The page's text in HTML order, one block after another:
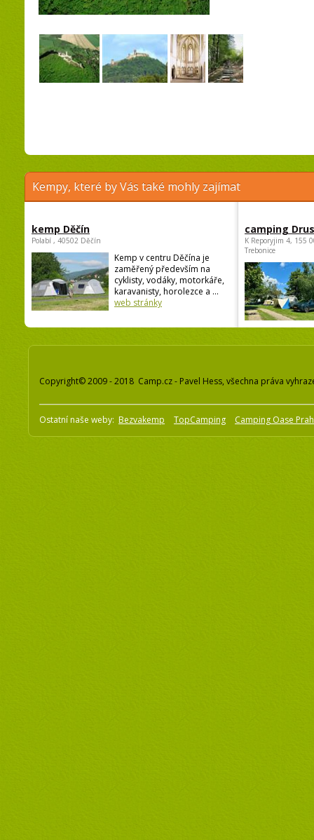
Kempy, které by Vás také mohly zajímat
kemp Děčín
Polabí , 40502 Děčín
Kemp v centru Děčína je
zaměřený především na
cyklisty, vodáky, motorkáře,
karavanisty, horolezce a ...
web stránky
camping
K Reporyjim 4, 155
Trebonice
Copyright© 2009 - 2018 Camp.cz - Pavel Hess, všechna práva
Ostatní naše weby: Bezvakemp TopCamping Camping Oase